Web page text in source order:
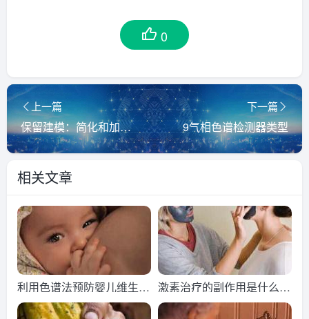
0
上一篇
保留建模：简化和加速小分子和大分子的方法开发
下一篇
9气相色谱检测器类型
相关文章
利用色谱法预防婴儿维生素
D缺乏症
激素治疗的副作用是什么色
谱法探索